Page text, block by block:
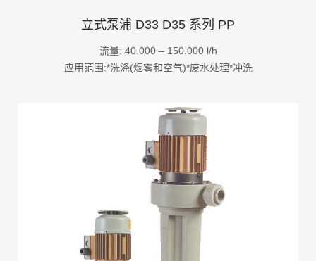
立式泵浦 D33 D35 系列 PP
流量: 40.000 – 150.000 l/h
应用范围:*洗涤(烟雾和空气)*废水处理*冲洗